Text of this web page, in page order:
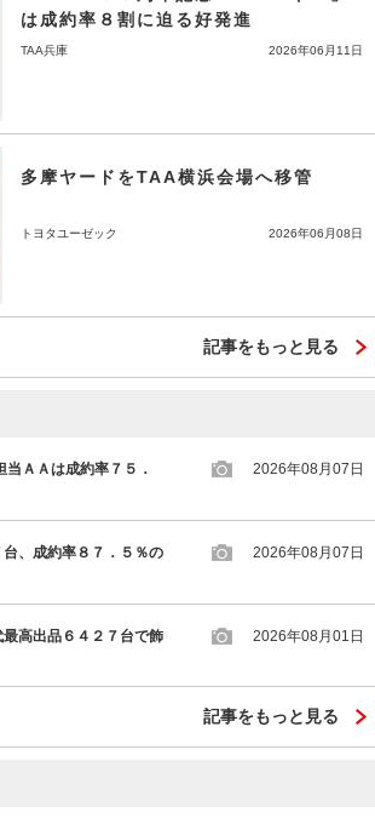
は成約率８割に迫る好発進
TAA兵庫 2026年06月11日
多摩ヤードをTAA横浜会場へ移管
トヨタユーゼック 2026年06月08日
記事をもっと見る
ＡＡは成約率７５．
2026年08月07日
、成約率８７．５％の
2026年08月07日
高出品６４２７台で飾
2026年08月01日
記事をもっと見る